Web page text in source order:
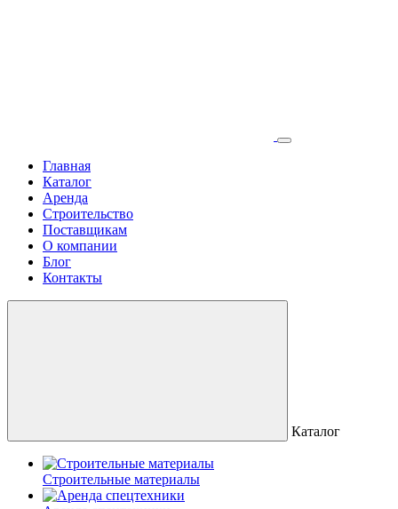
Главная
Каталог
Аренда
Строительство
Поставщикам
О компании
Блог
Контакты
Каталог
Строительные материалы